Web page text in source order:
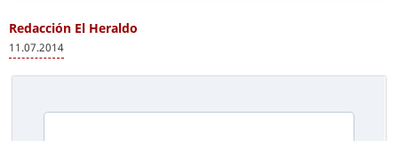
Redacción El Heraldo
11.07.2014